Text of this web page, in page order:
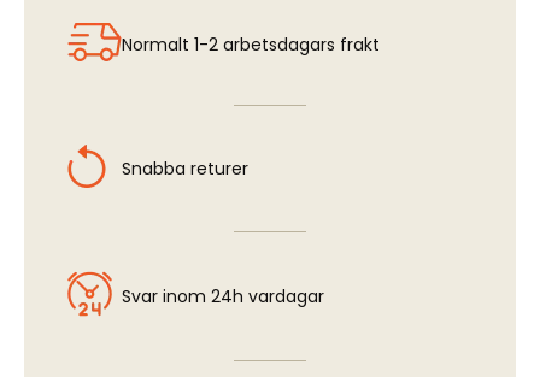
Normalt 1-2 arbetsdagars frakt
Snabba returer
Svar inom 24h vardagar